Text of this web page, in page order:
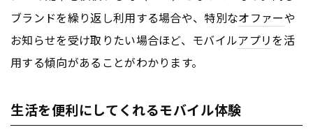
ブランドを繰り返し利用する場合や、特別なオファーや
お知らせを受け取りたい場合ほど、モバイルアプリを活
用する傾向があることがわかります。
生活を便利にしてくれるモバイル体験